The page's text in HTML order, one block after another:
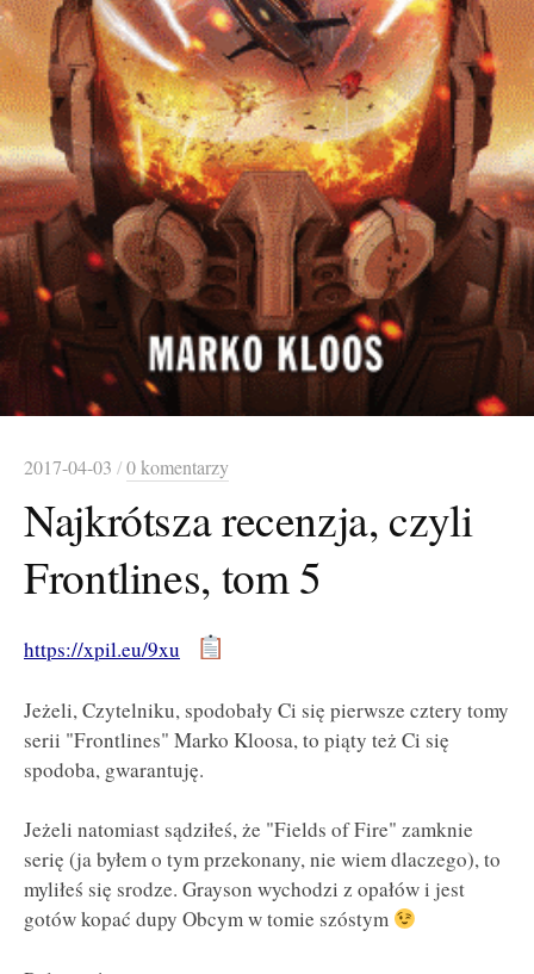
2017-04-03 /0 komentarzy
Najkrótsza recenzja, czyli
Frontlines, tom 5
https://xpil.eu/9xu
Jeżeli, Czytelniku, spodobały Ci się pierwsze cztery tomy
serii "Frontlines" Marko Kloosa, to piąty też Ci się
spodoba, gwarantuję.
Jeżeli natomiast sądziłeś, że "Fields of Fire" zamknie
serię (ja byłem o tym przekonany, nie wiem dlaczego), to
myliłeś się srodze. Grayson wychodzi z opałów i jest
gotów kopać dupy Obcym w tomie szóstym